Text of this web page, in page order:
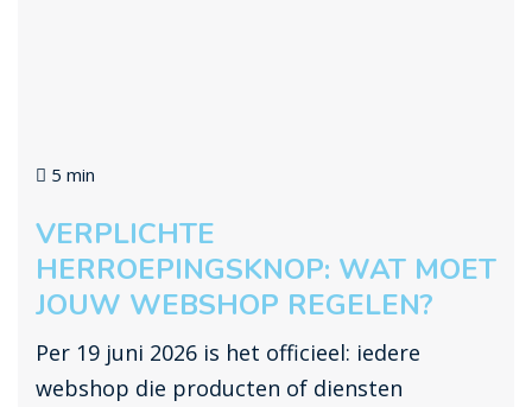
5 min
VERPLICHTE
HERROEPINGSKNOP: WAT MOET
JOUW WEBSHOP REGELEN?
Per 19 juni 2026 is het officieel: iedere
webshop die producten of diensten